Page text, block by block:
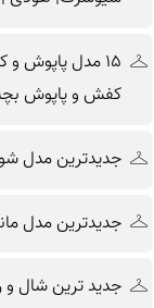
۱۵ مدل پاپوش
کفش و پاپوش
جدیدترین مدل
جدیدترین مدل مانتو
جدید ترین شال و